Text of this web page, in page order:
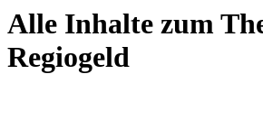
Alle Inhalte zum
Regiogeld